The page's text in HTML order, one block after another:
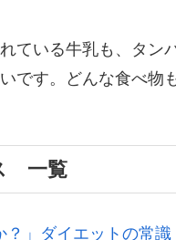
ている牛乳も、タン
です。どんな食べ物
一覧
？」ダイエットの常識